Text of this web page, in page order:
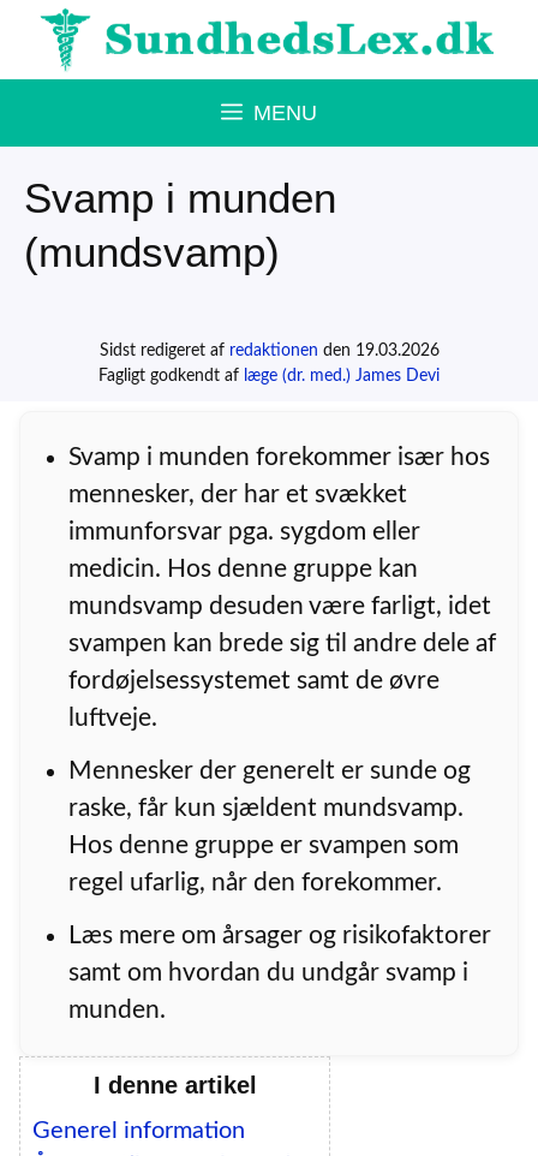
Hop
MENU
Svamp i munden
(mundsvamp)
Sidst redigeret af redaktionen den 19.03.2026
Fagligt godkendt af læge (dr. med.) James Devi
Svamp i munden forekommer især hos
mennesker, der har et svækket
immunforsvar pga. sygdom eller
medicin. Hos denne gruppe kan
mundsvamp desuden være farligt, idet
svampen kan brede sig til andre dele af
fordøjelsessystemet samt de øvre
luftveje.
Mennesker der generelt er sunde og
raske, får kun sjældent mundsvamp.
Hos denne gruppe er svampen som
regel ufarlig, når den forekommer.
Læs mere om årsager og risikofaktorer
samt om hvordan du undgår svamp i
munden.
I denne artikel
Generel information